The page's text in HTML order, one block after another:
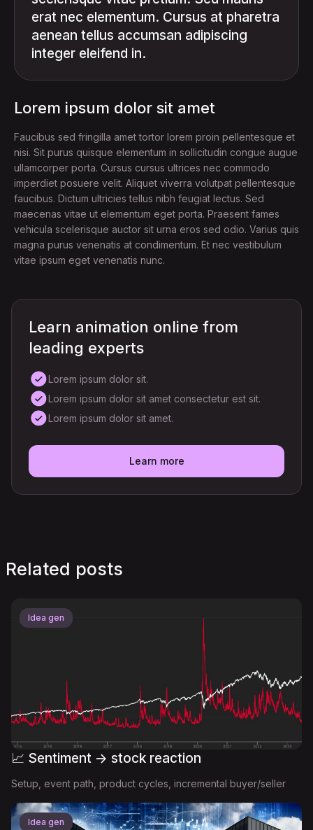
erat nec elementum. Cursus at pharetra
aenean tellus accumsan adipiscing
integer eleifend in.
Lorem ipsum dolor sit amet
Faucibus sed fringilla amet tortor lorem proin pellentesque et
nisi. Sit purus quisque elementum in sollicitudin congue augue
ullamcorper porta. Cursus cursus ultrices nec commodo
imperdiet posuere velit. Aliquet viverra volutpat pellentesque
faucibus. Dictum ultricies tellus nibh feugiat lectus. Sed
maecenas vitae ut elementum eget porta. Praesent fames
vehicula scelerisque auctor sit urna eros sed odio. Varius quis
magna purus venenatis at condimentum. Et nec vestibulum
vitae ipsum eget venenatis nunc.
Learn animation online from
leading experts
Lorem ipsum dolor sit.
Lorem ipsum dolor sit amet consectetur est sit.
Lorem ipsum dolor sit amet.
Learn more
Related posts
Idea gen
📈 Sentiment -> stock reaction
Setup, event path, product cycles, incremental buyer/seller
Idea gen